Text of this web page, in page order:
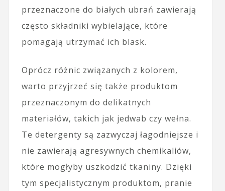
przeznaczone do białych ubrań zawierają
często składniki wybielające, które
pomagają utrzymać ich blask.
Oprócz różnic związanych z kolorem,
warto przyjrzeć się także produktom
przeznaczonym do delikatnych
materiałów, takich jak jedwab czy wełna.
Te detergenty są zazwyczaj łagodniejsze i
nie zawierają agresywnych chemikaliów,
które mogłyby uszkodzić tkaniny. Dzięki
tym specjalistycznym produktom, pranie